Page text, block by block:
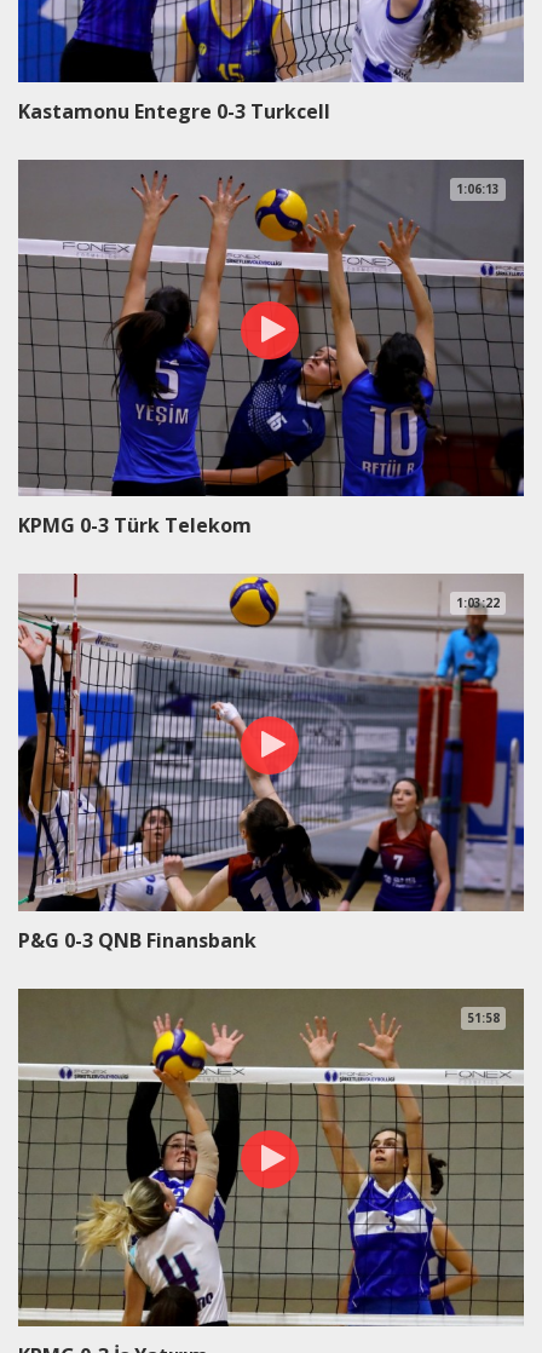
Kastamonu Entegre 0-3 Turkcell
KPMG 0-3 Türk Telekom
1:06:13
P&G 0-3 QNB Finansbank
1:03:22
51:58